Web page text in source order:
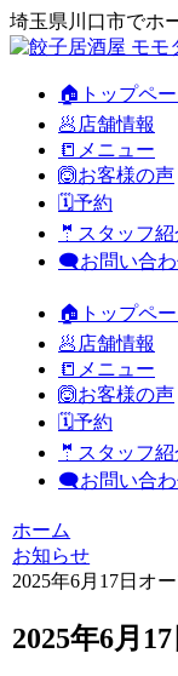
埼玉県川口市でホ
🏠トップペ
🥟店舗情報
📒メニュー
🙆お客様の声
🗓️予約
🤵スタッフ紹
🗨️お問い合
🏠トップペ
🥟店舗情報
📒メニュー
🙆お客様の声
🗓️予約
🤵スタッフ紹
🗨️お問い合
ホーム
お知らせ
2025年6月17日オー
2025年6月